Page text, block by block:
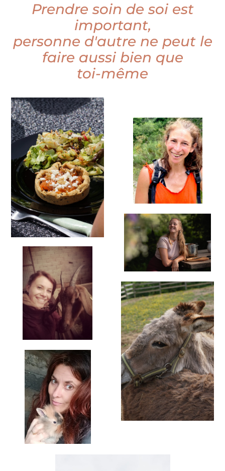
Prendre soin de soi est
important,
personne d'autre ne peut le
faire aussi bien que
toi-même